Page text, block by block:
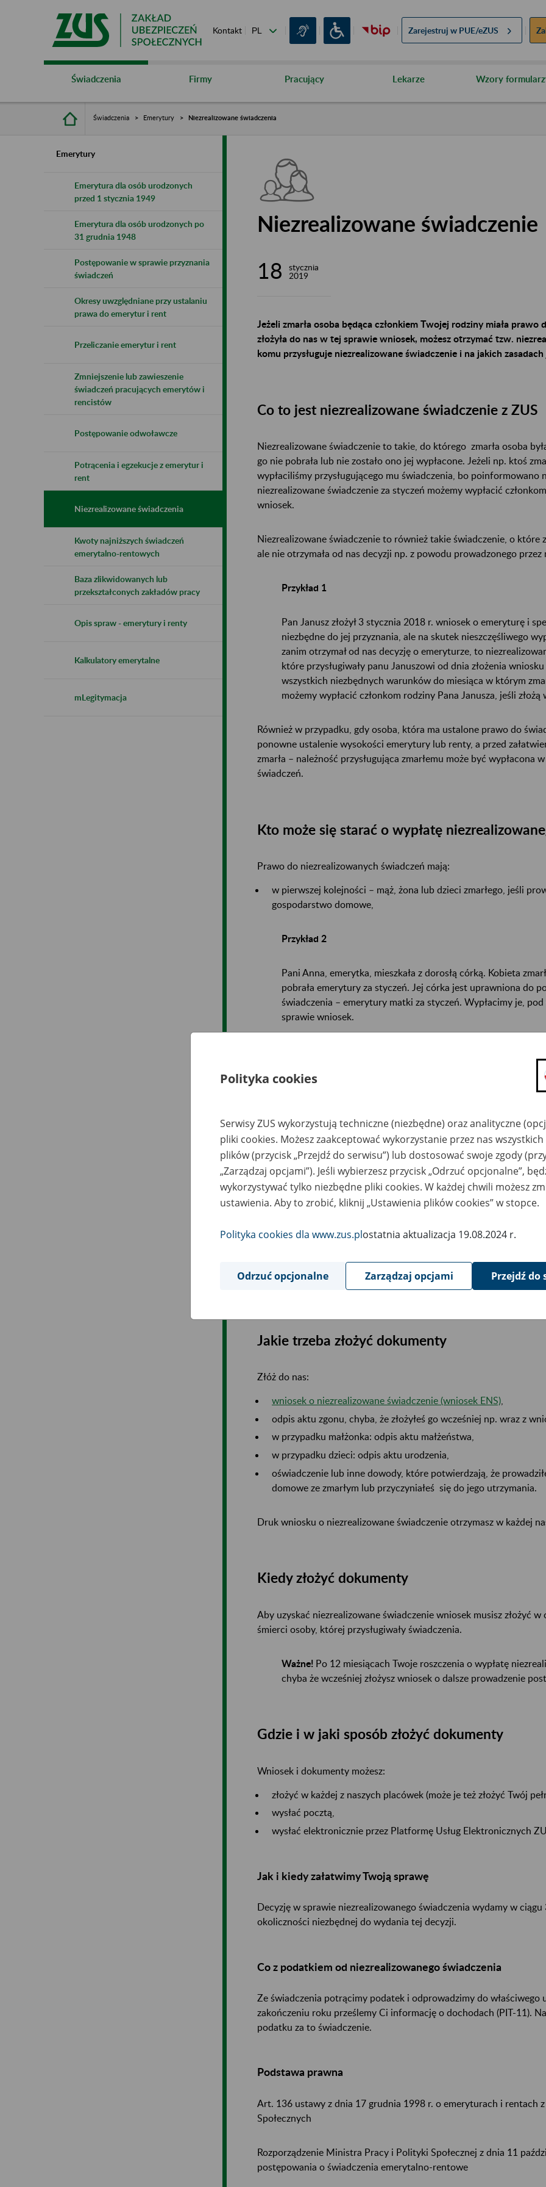
Kontakt Zarejestruj w PUE/eZUS
Świadczenia Firmy Pracujący Lekarze Wzory
Świadczenia Emerytury Niezrealizowane świadczenia
Emerytury
Emerytura dla osób urodzonych
przed 1 stycznia 1949
Emerytura dla osób urodzonych po
31 grudnia 1948
Postępowanie w sprawie przyznania
świadczeń
Okresy uwzględniane przy ustalaniu
prawa do emerytur i rent
Przeliczanie emerytur i rent
Zmniejszenie lub zawieszenie
świadczeń pracujących emerytów i
rencistów
Postępowanie odwoławcze
Potrącenia i egzekucje z emerytur i
rent
Niezrealizowane świadczenia
Kwoty najniższych świadczeń
emerytalno-rentowych
Baza zlikwidowanych lub
przekształconych zakładów pracy
Opis spraw - emerytury i renty
Kalkulatory emerytalne
mLegitymacja
Niezrealizowane świadczenie
18
stycznia
2019
Jeżeli zmarła osoba będąca członkiem Twojej rodziny miała
złożyła do nas w tej sprawie wniosek, możesz otrzymać tzw.
komu przysługuje niezrealizowane świadczenie i na jakich
Co to jest niezrealizowane świadczenie z ZUS
Niezrealizowane świadczenie to takie, do którego zmarła osoba
go nie pobrała lub nie zostało ono jej wypłacone. Jeżeli np. ktoś
wypłaciliśmy przysługującego mu świadczenia, bo poinformowano
niezrealizowane świadczenie za styczeń możemy wypłacić
wniosek.
Niezrealizowane świadczenie to również takie świadczenie, o które
ale nie otrzymała od nas decyzji np. z powodu prowadzonego przez
Przykład 1
Pan Janusz złożył 3 stycznia 2018 r. wniosek o emeryturę i
niezbędne do jej przyznania, ale na skutek nieszczęśliwego
zanim otrzymał od nas decyzję o emeryturze, to
które przysługiwały panu Januszowi od dnia złożenia
wszystkich niezbędnych warunków do miesiąca w którym
możemy wypłacić członkom rodziny Pana Janusza, jeśli
Również w przypadku, gdy osoba, która ma ustalone prawo do
ponowne ustalenie wysokości emerytury lub renty, a przed
zmarła – należność przysługująca zmarłemu może być wypłacona
świadczeń.
Kto może się starać o wypłatę
Prawo do niezrealizowanych świadczeń mają:
w pierwszej kolejności – mąż, żona lub dzieci zmarłego, jeśli
gospodarstwo domowe,
Przykład 2
Pani Anna, emerytka, mieszkała z dorosłą córką. Kobieta
pobrała emerytury za styczeń. Jej córka jest uprawniona do
świadczenia – emerytury matki za styczeń. Wypłacimy je,
sprawie wniosek.
w drugiej kolejności: – małżonkowie i dzieci, z którymi zmarły
domowego (w razie braku małżonka, dzieci, z którymi zmarła
Pani Jolanta, emerytka, była wdową i mieszkała sama. Jej
mieszkają osobno. Pani Jolanta zmarła we wrześniu i nie
dzieci są uprawnione do pobrania – jako niezrealizowanego
Jolanty za wrzesień, chociaż nie mieszkały z nią. Wypłacimy
sprawie wniosek.
Ważne!Jeśli o wypłatę świadczenia występuje więcej niż
w trzeciej kolejności – inni członkowie rodziny uprawnieni do
utrzymaniu pozostawała osoba zmarła, w razie braku
Jakie trzeba złożyć dokumenty
Złóż do nas:
wniosek o niezrealizowane świadczenie (wniosek ENS)
odpis aktu zgonu, chyba, że złożyłeś go wcześniej np. wraz z
w przypadku małżonka: odpis aktu małżeństwa,
w przypadku dzieci: odpis aktu urodzenia,
oświadczenie lub inne dowody, które potwierdzają, że
domowe ze zmarłym lub przyczyniałeś się do jego utrzymania.
Druk wniosku o niezrealizowane świadczenie otrzymasz w każdej
Kiedy złożyć dokumenty
Aby uzyskać niezrealizowane świadczenie wniosek musisz złożyć
śmierci osoby, której przysługiwały świadczenia.
Ważne! Po 12 miesiącach Twoje roszczenia o wypłatę
chyba że wcześniej złożysz wniosek o dalsze prowadzenie
Gdzie i w jaki sposób złożyć dokumenty
Wniosek i dokumenty możesz:
złożyć w każdej z naszych placówek (może je też złożyć Twój
wysłać pocztą,
wysłać elektronicznie przez Platformę Usług Elektronicznych
Jak i kiedy załatwimy Twoją sprawę
Decyzję w sprawie niezrealizowanego świadczenia wydamy w
okoliczności niezbędnej do wydania tej decyzji.
Co z podatkiem od niezrealizowanego świadczenia
Ze świadczenia potrącimy podatek i odprowadzimy do właściwego
zakończeniu roku prześlemy Ci informację o dochodach (PIT-11).
podatku za to świadczenie.
Podstawa prawna
Art. 136 ustawy z dnia 17 grudnia 1998 r. o emeryturach i rentach z
Społecznych
Rozporządzenie Ministra Pracy i Polityki Społecznej z dnia 11
postępowania o świadczenia emerytalno-rentowe
Polityka cookies
Serwisy ZUS wykorzystują techniczne (niezbędne) oraz analityczne
pliki cookies. Możesz zaakceptować wykorzystanie przez nas
plików (przycisk „Przejdź do serwisu”) lub dostosować swoje zgody
„Zarządzaj opcjami”). Jeśli wybierzesz przycisk „Odrzuć opcjonalne”,
wykorzystywać tylko niezbędne pliki cookies. W każdej chwili możesz
ustawienia. Aby to zrobić, kliknij „Ustawienia plików cookies” w stopce.
Polityka cookies dla www.zus.plostatnia aktualizacja 19.08.2024 r.
Odrzuć opcjonalne Zarządzaj opcjami Przejdź do